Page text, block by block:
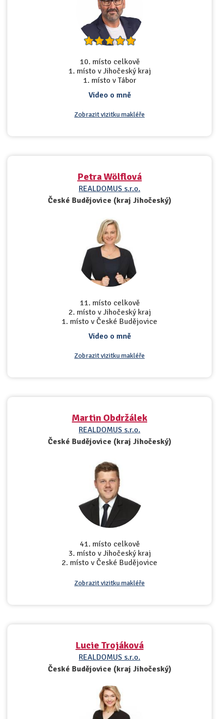
10. místo celkově
1. místo v Jihočeský kraj
1. místo v Tábor
Video o mně
Zobrazit vizitku makléře
Petra Wölflová
REALDOMUS s.r.o.
České Budějovice (kraj Jihočeský)
11. místo celkově
2. místo v Jihočeský kraj
1. místo v České Budějovice
Video o mně
Zobrazit vizitku makléře
Martin Obdržálek
REALDOMUS s.r.o.
České Budějovice (kraj Jihočeský)
41. místo celkově
3. místo v Jihočeský kraj
2. místo v České Budějovice
Zobrazit vizitku makléře
Lucie Trojáková
REALDOMUS s.r.o.
České Budějovice (kraj Jihočeský)